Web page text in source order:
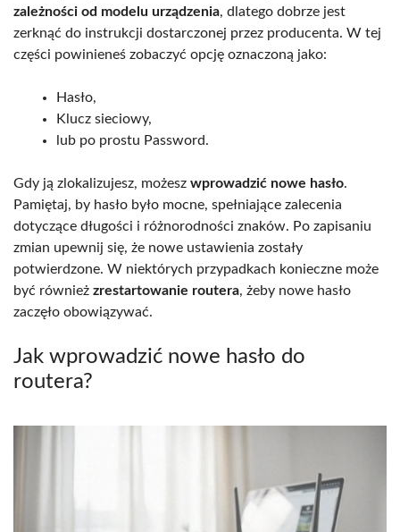
zależności od modelu urządzenia, dlatego dobrze jest
zerknąć do instrukcji dostarczonej przez producenta. W tej
części powinieneś zobaczyć opcję oznaczoną jako:
Hasło,
Klucz sieciowy,
lub po prostu Password.
Gdy ją zlokalizujesz, możesz wprowadzić nowe hasło.
Pamiętaj, by hasło było mocne, spełniające zalecenia
dotyczące długości i różnorodności znaków. Po zapisaniu
zmian upewnij się, że nowe ustawienia zostały
potwierdzone. W niektórych przypadkach konieczne może
być również zrestartowanie routera, żeby nowe hasło
zaczęło obowiązywać.
Jak wprowadzić nowe hasło do
routera?